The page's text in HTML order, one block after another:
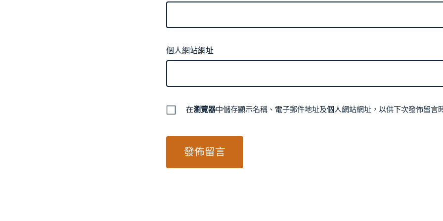
個人網站網址
在瀏覽器中儲存顯示名稱、電子郵件地址及個人網站網址，以供下次發佈留言